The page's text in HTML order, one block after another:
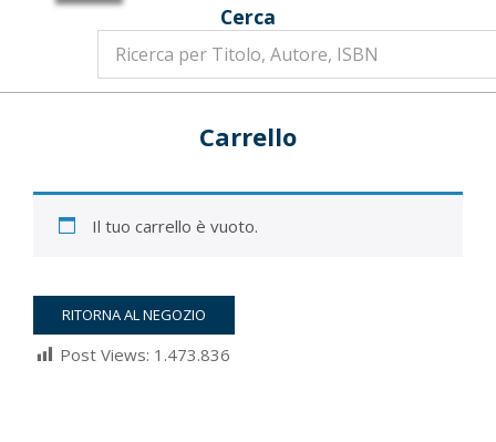
Cerca
Carrello
Il tuo carrello è vuoto.
RITORNA AL NEGOZIO
Post Views: 1.473.836